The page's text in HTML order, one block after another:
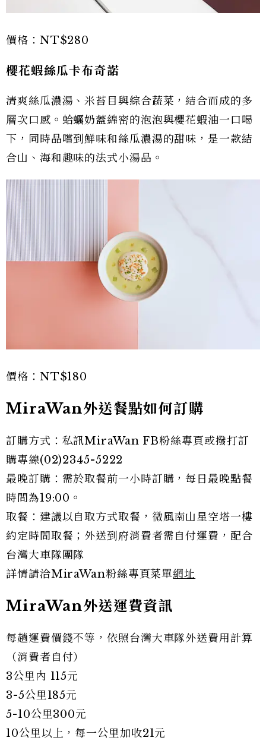
價格：NT$280
櫻花蝦絲瓜卡布奇諾
清爽絲瓜濃湯、米苔目與綜合蔬菜，結合而成的多
層次口感。蛤蠣奶蓋綿密的泡泡與櫻花蝦油一口喝
下，同時品嚐到鮮味和絲瓜濃湯的甜味，是一款結
合山、海和趣味的法式小湯品。
價格：NT$180
MiraWan外送餐點如何訂購
訂購方式：私訊MiraWan FB粉絲專頁或撥打訂
購專線(02)2345-5222
最晚訂購：需於取餐前一小時訂購，每日最晚點餐
時間為19:00。
取餐：建議以自取方式取餐，微風南山星空塔一樓
約定時間取餐；外送到府消費者需自付運費，配合
台灣大車隊團隊
詳情請洽MiraWan粉絲專頁菜單網址
MiraWan外送運費資訊
每趟運費價錢不等，依照台灣大車隊外送費用計算
（消費者自付）
3公里內 115元
3-5公里185元
5-10公里300元
10公里以上，每一公里加收21元